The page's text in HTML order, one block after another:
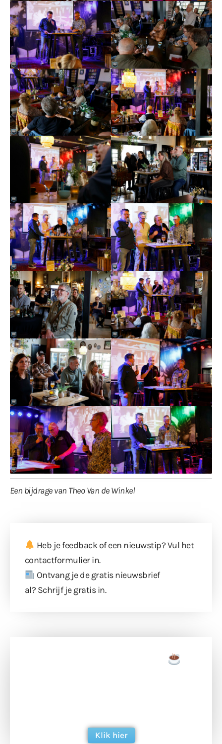
Een bijdrage van Theo Van de Winkel
Heb je feedback of een nieuwstip? Vul het
contactformulierin.
Ontvang je de gratis nieuwsbrief
al? Schrijf je gratis in.
Klik hier